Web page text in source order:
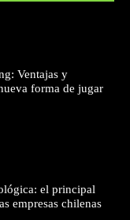
Ventajas y
forma de jugar
el principal
empresas chilenas